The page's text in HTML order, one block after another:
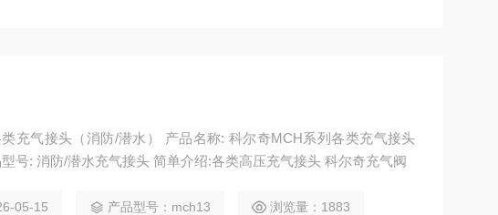
充气接头（消防/潜水） 产品名称: 科尔奇MCH系列各类充气接头
型号: 消防/潜水充气接头 简单介绍:各类高压充气接头 科尔奇充气阀
05-15 产品型号：mch13 浏览量：1883